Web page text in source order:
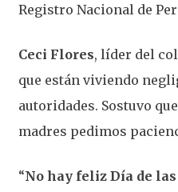
Registro Nacional de
Ceci Flores, líder del
que están viviendo
autoridades. Sostuvo
madres pedimos
“No hay feliz Día de